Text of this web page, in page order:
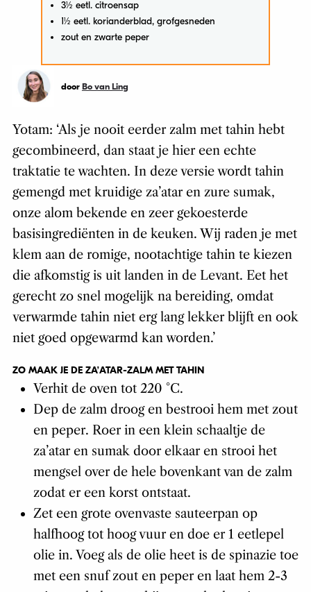
3½ eetl. citroensap
1½ eetl. korianderblad, grofgesneden
zout en zwarte peper
door Bo van Ling
Yotam: ‘Als je nooit eerder zalm met tahin hebt
gecombineerd, dan staat je hier een echte
traktatie te wachten. In deze versie wordt tahin
gemengd met kruidige za’atar en zure sumak,
onze alom bekende en zeer gekoesterde
basisingrediënten in de keuken. Wij raden je met
klem aan de romige, nootachtige tahin te kiezen
die afkomstig is uit landen in de Levant. Eet het
gerecht zo snel mogelijk na bereiding, omdat
verwarmde tahin niet erg lang lekker blijft en ook
niet goed opgewarmd kan worden.’
ZO MAAK JE DE ZA’ATAR-ZALM MET TAHIN
Verhit de oven tot 220 °C.
Dep de zalm droog en bestrooi hem met zout
en peper. Roer in een klein schaaltje de
za’atar en sumak door elkaar en strooi het
mengsel over de hele bovenkant van de zalm
zodat er een korst ontstaat.
Zet een grote ovenvaste sauteerpan op
halfhoog tot hoog vuur en doe er 1 eetlepel
olie in. Voeg als de olie heet is de spinazie toe
met een snuf zout en peper en laat hem 2-3